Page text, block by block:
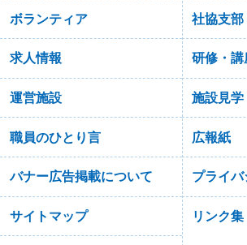
ボランティア 社協支部
求人情報 研修・
運営施設 施設見学
職員のひとり言 広報紙
バナー広告掲載について プライ
サイトマップ リンク集